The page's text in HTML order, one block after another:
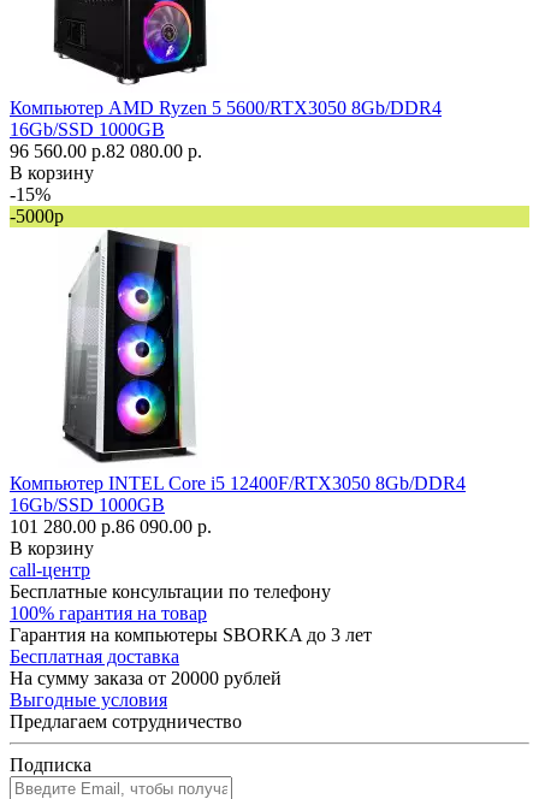
Компьютер AMD Ryzen 5 5600/RTX3050 8Gb/DDR4
16Gb/SSD 1000GB
96 560.00 р.82 080.00 р.
В корзину
-15%
-5000р
Компьютер INTEL Core i5 12400F/RTX3050 8Gb/DDR4
16Gb/SSD 1000GB
101 280.00 р.86 090.00 р.
В корзину
call-центр
Бесплатные консультации по телефону
100% гарантия на товар
Гарантия на компьютеры SBORKA до 3 лет
Бесплатная доставка
На сумму заказа от 20000 рублей
Выгодные условия
Предлагаем сотрудничество
Подписка